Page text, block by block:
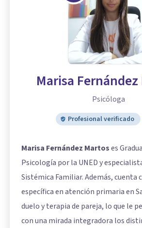
Marisa
Psicóloga
Profesional verificado
Marisa Fernández Martoses
Psicología por la UNED y
Sistémica Familiar. Además, cuenta
específica en atención primaria en
duelo y terapia de pareja, lo que le
con una mirada integradora los